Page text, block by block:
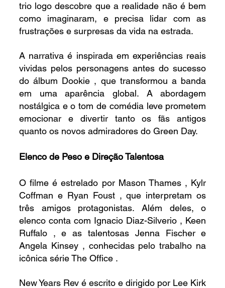
trio logo descobre que a realidade não é bem
como imaginaram, e precisa lidar com as
frustrações e surpresas da vida na estrada.
A narrativa é inspirada em experiências reais
vividas pelos personagens antes do sucesso
do álbum Dookie , que transformou a banda
em uma aparência global. A abordagem
nostálgica e o tom de comédia leve prometem
emocionar e divertir tanto os fãs antigos
quanto os novos admiradores do Green Day.
Elenco de Peso e Direção Talentosa
O filme é estrelado por Mason Thames , Kylr
Coffman e Ryan Foust , que interpretam os
três amigos protagonistas. Além deles, o
elenco conta com Ignacio Diaz-Silverio , Keen
Ruffalo , e as talentosas Jenna Fischer e
Angela Kinsey , conhecidas pelo trabalho na
icônica série The Office .
New Years Rev é escrito e dirigido por Lee Kirk